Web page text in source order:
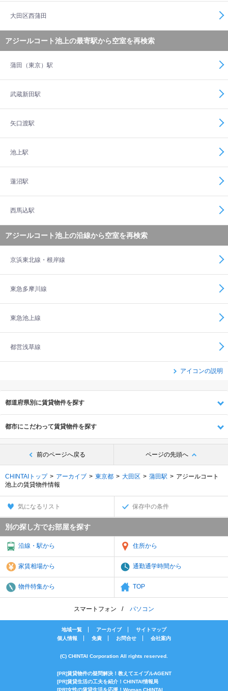
大田区西蒲田
アジールコート池上の最寄駅から空室を再検索
蒲田（東京）駅
武蔵新田駅
矢口渡駅
池上駅
蓮沼駅
西馬込駅
アジールコート池上の沿線から空室を再検索
京浜東北線・根岸線
東急多摩川線
東急池上線
都営浅草線
アイコンの説明
都道府県別に賃貸物件を探す
都市にこだわって賃貸物件を探す
前のページへ戻る ページの先頭へ
CHINTAIトップ アーカイブ 東京都 大田区 蒲田駅
アジールコート
池上の賃貸物件情報
気になるリスト 保存中の条件
別の探し方でお部屋を探す
沿線・駅から 住所から
家賃相場から 通勤通学時間から
物件特集から TOP
スマートフォン パソコン
地域一覧 アーカイブ
サイトマップ
個人情報
免責 お問合せ 会社案内
(C) CHINTAI Corporation All rights reserved.
[PR]賃貸物件の疑問解決！教えてエイブルAGENT
[PR]賃貸生活の工夫を紹介！CHINTAI情報局
[PR]女性の賃貸生活を応援！Woman.CHINTAI